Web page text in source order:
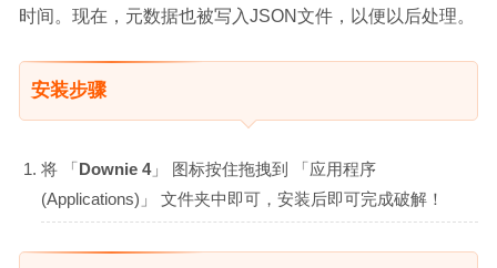
时间。现在，元数据也被写入JSON文件，以便以后处理。
安装步骤
将 「Downie 4」 图标按住拖拽到 「应用程序
(Applications)」 文件夹中即可，安装后即可完成破解！